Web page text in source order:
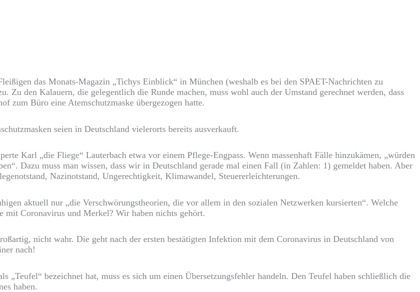
das Monats-Magazin „Tichys Einblick“ in München (weshalb es bei den SPAET-Nachrichten zu
Zu den Kalauern, die gelegentlich die Runde machen, muss wohl auch der Umstand gerechnet werden, dass
zum Büro eine Atemschutzmaske übergezogen hatte.
seien in Deutschland vielerorts bereits ausverkauft.
Karl „die Fliege“ Lauterbach etwa vor einem Pflege-Engpass. Wenn massenhaft Fälle hinzukämen, „würden
Dazu muss man wissen, dass wir in Deutschland gerade mal einen Fall (in Zahlen: 1) gemeldet haben. Aber
Nazinotstand, Ungerechtigkeit, Klimawandel, Steuererleichterungen.
aktuell nur „die Verschwörungstheorien, die vor allem in den sozialen Netzwerken kursierten“. Welche
mit Coronavirus und Merkel? Wir haben nichts gehört.
nicht wahr. Die geht nach der ersten bestätigten Infektion mit dem Coronavirus in Deutschland von
nach!
„Teufel“ bezeichnet hat, muss es sich um einen Übersetzungsfehler handeln. Den Teufel haben schließlich die
haben.